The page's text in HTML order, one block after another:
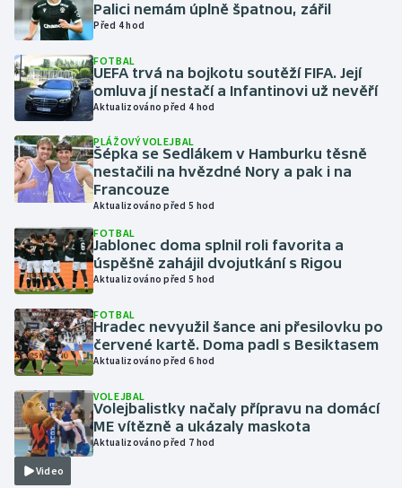
Gymnastika
Házená
Jezdectví
Judo
Krasobruslení
Lezení
Lyže a snowboard
Moderní pětiboj
Motorsport
Olympijské hry
Parasport
Palici nemám úplně špatnou, zářil
Před 4 hod
FOTBAL
UEFA trvá na bojkotu soutěží FIFA. Její
omluva jí nestačí a Infantinovi už nevěří
Aktualizováno před 4 hod
PLÁŽOVÝ VOLEJBAL
Šépka se Sedlákem v Hamburku těsně
nestačili na hvězdné Nory a pak i na
Francouze
Aktualizováno před 5 hod
FOTBAL
Jablonec doma splnil roli favorita a
úspěšně zahájil dvojutkání s Rigou
Aktualizováno před 5 hod
FOTBAL
Hradec nevyužil šance ani přesilovku po
červené kartě. Doma padl s Besiktasem
Aktualizováno před 6 hod
Video
VOLEJBAL
Volejbalistky načaly přípravu na domácí
ME vítězně a ukázaly maskota
Aktualizováno před 7 hod